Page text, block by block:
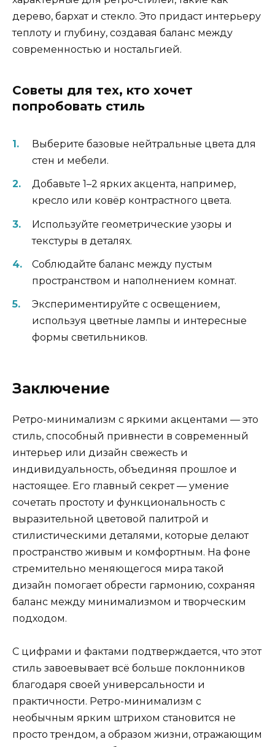
дерево, бархат и стекло. Это придаст интерьеру
теплоту и глубину, создавая баланс между
современностью и ностальгией.
Советы для тех, кто хочет
попробовать стиль
Выберите базовые нейтральные цвета для
стен и мебели.
Добавьте 1–2 ярких акцента, например,
кресло или ковёр контрастного цвета.
Используйте геометрические узоры и
текстуры в деталях.
Соблюдайте баланс между пустым
пространством и наполнением комнат.
Экспериментируйте с освещением,
используя цветные лампы и интересные
формы светильников.
Заключение
Ретро-минимализм с яркими акцентами — это
стиль, способный привнести в современный
интерьер или дизайн свежесть и
индивидуальность, объединяя прошлое и
настоящее. Его главный секрет — умение
сочетать простоту и функциональность с
выразительной цветовой палитрой и
стилистическими деталями, которые делают
пространство живым и комфортным. На фоне
стремительно меняющегося мира такой
дизайн помогает обрести гармонию, сохраняя
баланс между минимализмом и творческим
подходом.
С цифрами и фактами подтверждается, что этот
стиль завоевывает всё больше поклонников
благодаря своей универсальности и
практичности. Ретро-минимализм с
необычным ярким штрихом становится не
просто трендом, а образом жизни, отражающим